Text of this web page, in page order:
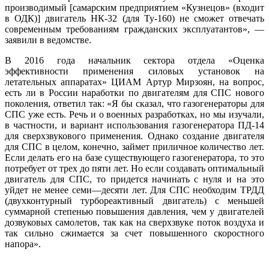
производимый [самарским предприятием «Кузнецов» (входит
в ОДК)] двигатель НК-32 (для Ту-160) не сможет отвечать
современным требованиям гражданских эксплуатантов», —
заявили в ведомстве.
В 2016 года начальник сектора отдела «Оценка
эффективности применения силовых установок на
летательных аппаратах» ЦИАМ Артур Мирзоян, на вопрос,
есть ли в России наработки по двигателям для СПС нового
поколения, ответил так: «Я бы сказал, что газогенераторы для
СПС уже есть. Речь и о военных разработках, но мы изучали,
в частности, и вариант использования газогенератора ПД-14
для сверхзвукового применения. Однако создание двигателя
для СПС в целом, конечно, займет приличное количество лет.
Если делать его на базе существующего газогенератора, то это
потребует от трех до пяти лет. Но если создавать оптимальный
двигатель для СПС, то придется начинать с нуля и на это
уйдет не менее семи—десяти лет. Для СПС необходим ТРДД
(двухконтурный турбореактивный двигатель) с меньшей
суммарной степенью повышения давления, чем у двигателей
дозвуковых самолетов, так как на сверхзвуке поток воздуха и
так сильно сжимается за счет повышенного скоростного
напора».